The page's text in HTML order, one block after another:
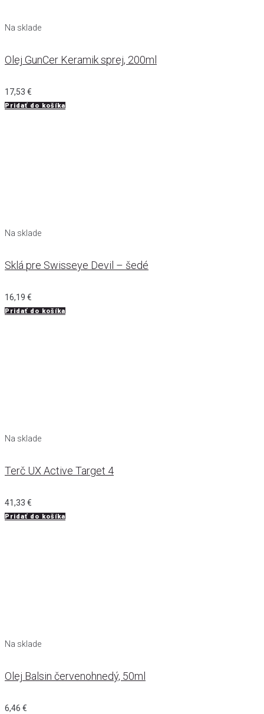
Na sklade
Olej GunCer Keramik sprej, 200ml
17,53 €
Pridať do košíka
Na sklade
Sklá pre Swisseye Devil – šedé
16,19 €
Pridať do košíka
Na sklade
Terč UX Active Target 4
41,33 €
Pridať do košíka
Na sklade
Olej Balsin červenohnedý, 50ml
6,46 €